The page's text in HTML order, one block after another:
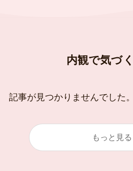
内観で気づ
記事が見つかりませんでした。
もっと見る